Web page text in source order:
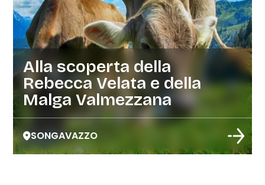
Alla scoperta della
Rebecca Velata e della
Malga Valmezzana
SONGAVAZZO